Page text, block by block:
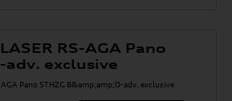
RS-AGA Pano
adv. exclusive